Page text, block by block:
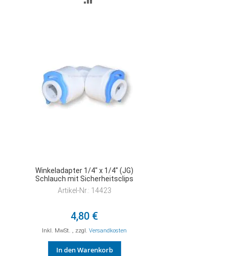
Winkeladapter 1/4" x 1/4" (JG)
Schlauch mit Sicherheitsclips
Artikel-Nr.: 14423
4,80 €
Inkl. MwSt. , zzgl. Versandkosten
In den Warenkorb